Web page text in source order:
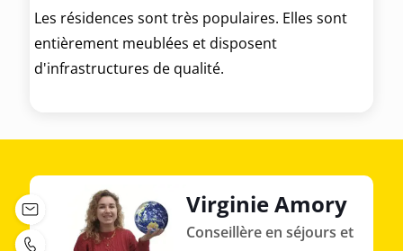
Les résidences sont très populaires. Elles sont
entièrement meublées et disposent
d'infrastructures de qualité.
Virginie Amory
Conseillère en séjours et